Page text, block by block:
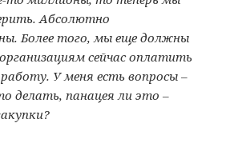
Абсолютно
Более того, мы еще должны
сейчас оплатить
У меня есть вопросы –
делать, панацея ли это –